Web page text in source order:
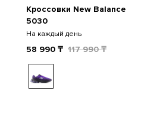
Кроссовки New Balance
5030
На каждый день
58 990 ₸ 117 990₸